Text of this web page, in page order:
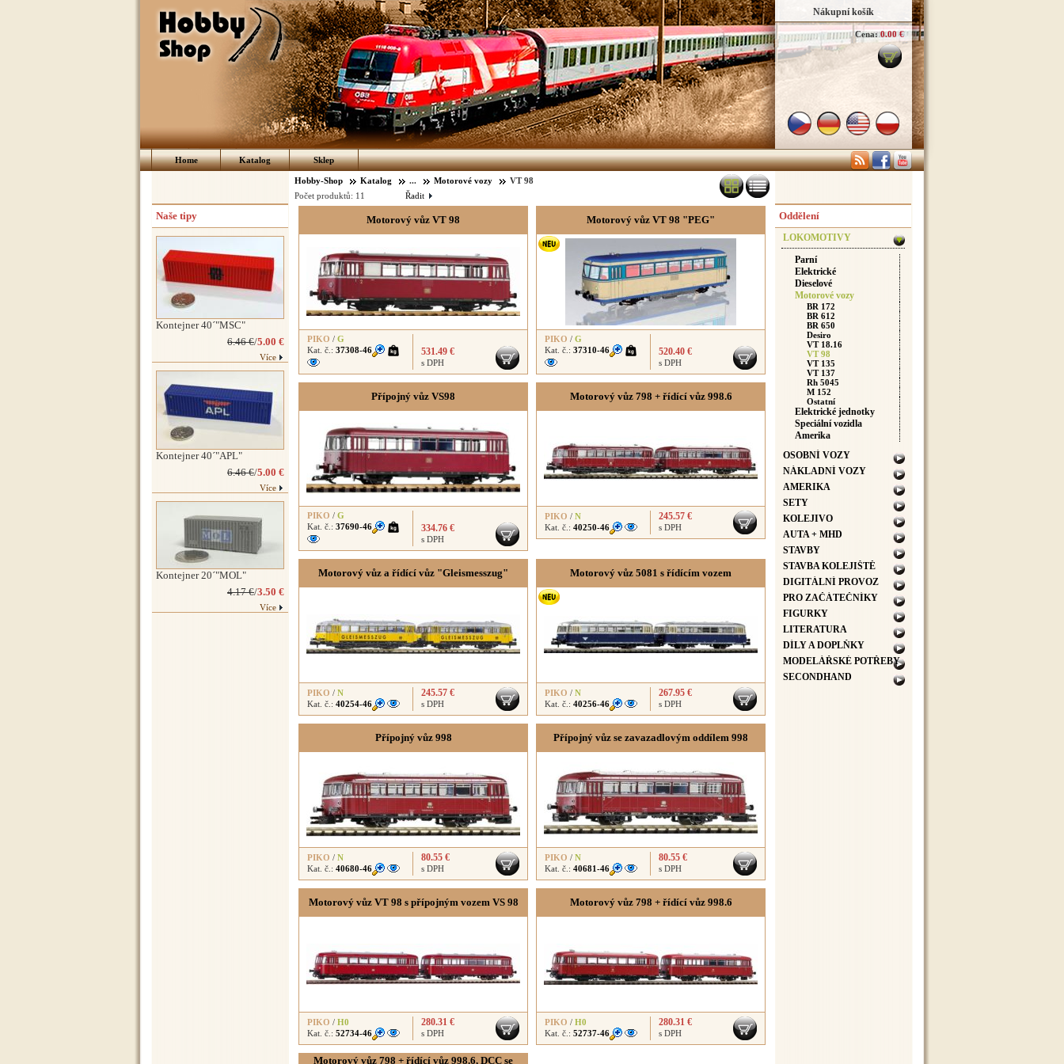
Nákupní košík
Cena: 0.00 €
Home Katalog Sklep
Hobby-Shop Katalog ... Motorové vozy
VT 98
Řadit
Počet produktů: 11
Motorový vůz VT 98
PIKO / G
Kat. č.: 37308-46 531.49 €
s DPH
Motorový vůz VT 98 "PEG"
PIKO / G
Kat. č.: 37310-46 520.40 €
s DPH
Přípojný vůz VS98
PIKO / G
Kat. č.: 37690-46 334.76 €
s DPH
Motorový vůz 798 + řídící vůz 998.6
PIKO / N
Kat. č.: 40250-46
245.57 €
s DPH
Motorový vůz a řídící vůz "Gleismesszug"
PIKO / N
Kat. č.: 40254-46
245.57 €
s DPH
Motorový vůz 5081 s řídícím vozem
PIKO / N
Kat. č.: 40256-46
267.95 €
s DPH
Přípojný vůz 998
PIKO / N
Kat. č.: 40680-46
80.55 €
s DPH
Přípojný vůz se zavazadlovým oddílem 998
PIKO / N
Kat. č.: 40681-46
80.55 €
s DPH
Motorový vůz VT 98 s přípojným vozem VS 98
PIKO / H0
Kat. č.: 52734-46
280.31 €
s DPH
Motorový vůz 798 + řídící vůz 998.6
PIKO / H0
Kat. č.: 52737-46
280.31 €
s DPH
Motorový vůz 798 + řídící vůz 998.6, DCC se
Naše tipy
Kontejner 40´"MSC"
6.46 €/5.00 €
Více
Kontejner 40´"APL"
6.46 €/5.00 €
Více
Kontejner 20´"MOL"
4.17 €/3.50 €
Více
Oddělení
LOKOMOTIVY
Parní
Elektrické
Dieselové
Motorové vozy
BR 172
BR 612
BR 650
Desiro
VT 18.16
VT 98
VT 135
VT 137
Rh 5045
M 152
Ostatní
Elektrické jednotky
Speciální vozidla
Amerika
OSOBNÍ VOZY
NÁKLADNÍ VOZY
AMERIKA
SETY
KOLEJIVO
AUTA + MHD
STAVBY
STAVBA KOLEJIŠTĚ
DIGITÁLNÍ PROVOZ
PRO ZAČÁTEČNÍKY
FIGURKY
LITERATURA
DÍLY A DOPLŇKY
MODELÁŘSKÉ POTŘEBY
SECONDHAND